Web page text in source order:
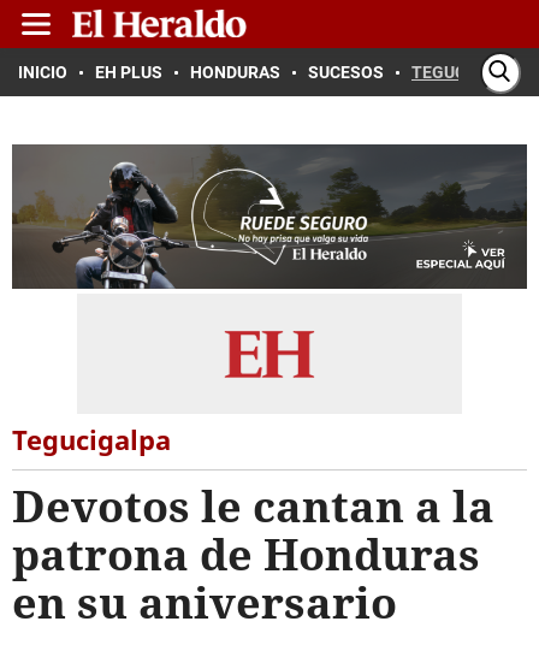
INICIO EH PLUS HONDURAS SUCESOS TEGUCIGALPA
Tegucigalpa
Devotos le cantan a la
patrona de Honduras
en su aniversario